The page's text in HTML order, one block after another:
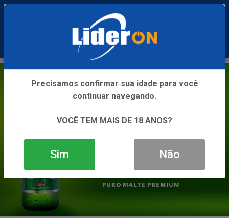
Precisamos confirmar sua idade para você
continuar navegando.
VOCÊ TEM MAIS DE 18 ANOS?
Sim Não